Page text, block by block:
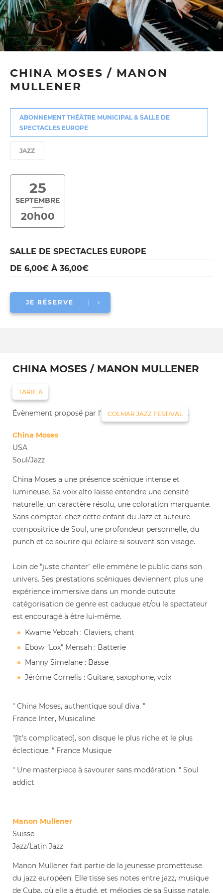
CHINA MOSES / MANON
MULLENER
ABONNEMENT THÉÂTRE MUNICIPAL & SALLE DE
SPECTACLES EUROPE
JAZZ
25
SEPTEMBRE
20h00
SALLE DE SPECTACLES EUROPE
DE 6,00€ À 36,00€
JE RÉSERVE
CHINA MOSES / MANON MULLENER
TARIF A
Évènement proposé par l' COLMAR JAZZ FESTIVAL .
China Moses
USA
Soul/Jazz
China Moses a une présence scénique intense et
lumineuse. Sa voix alto laisse entendre une densité
naturelle, un caractère résolu, une coloration marquante.
Sans compter, chez cette enfant du Jazz et auteure-
compositrice de Soul, une profondeur personnelle, du
punch et ce sourire qui éclaire si souvent son visage.
Loin de "juste chanter" elle emmène le public dans son
univers. Ses prestations scéniques deviennent plus une
expérience immersive dans un monde outoute
catégorisation de genre est caduque et/ou le spectateur
est encouragé à être lui-même.
Kwame Yeboah : Claviers, chant
Ebow "Lox" Mensah : Batterie
Manny Simelane : Basse
Jérôme Cornelis : Guitare, saxophone, voix
" China Moses, authentique soul diva. "
France Inter, Musicaline
"[It's complicated], son disque le plus riche et le plus
éclectique. " France Musique
" Une masterpiece à savourer sans modération. " Soul
addict
Manon Mullener
Suisse
Jazz/Latin Jazz
Manon Mullener fait partie de la jeunesse prometteuse
du jazz européen. Elle tisse ses notes entre jazz, musique
de Cuba, où elle a étudié, et mélodies de sa Suisse natale.